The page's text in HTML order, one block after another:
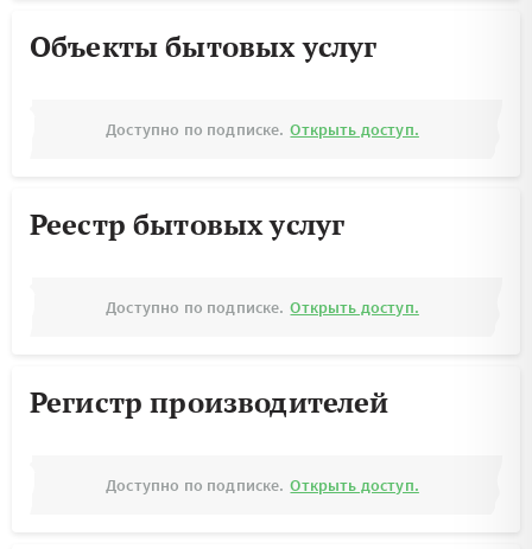
Объекты бытовых услуг
Доступно по подписке. Открыть доступ.
Реестр бытовых услуг
Доступно по подписке. Открыть доступ.
Регистр производителей
Доступно по подписке. Открыть доступ.